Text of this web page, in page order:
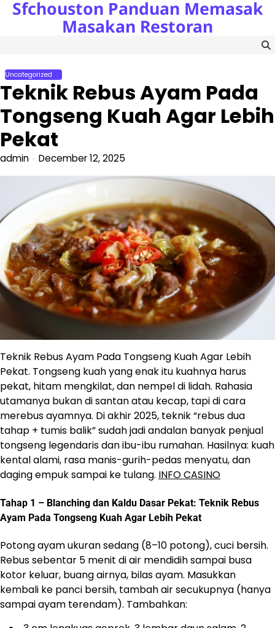
SkipSfchouston Panduan Memasak
Masakan Restoran
Uncategorized
Teknik Rebus Ayam Pada
Tongseng Kuah Agar Lebih
Pekat
admin December 12, 2025
Teknik Rebus Ayam Pada Tongseng Kuah Agar Lebih
Pekat. Tongseng kuah yang enak itu kuahnya harus
pekat, hitam mengkilat, dan nempel di lidah. Rahasia
utamanya bukan di santan atau kecap, tapi di cara
merebus ayamnya. Di akhir 2025, teknik “rebus dua
tahap + tumis balik” sudah jadi andalan banyak penjual
tongseng legendaris dan ibu-ibu rumahan. Hasilnya: kuah
kental alami, rasa manis-gurih-pedas menyatu, dan
daging empuk sampai ke tulang. INFO CASINO
Tahap 1 – Blanching dan Kaldu Dasar Pekat: Teknik Rebus
Ayam Pada Tongseng Kuah Agar Lebih Pekat
Potong ayam ukuran sedang (8–10 potong), cuci bersih.
Rebus sebentar 5 menit di air mendidih sampai busa
kotor keluar, buang airnya, bilas ayam. Masukkan
kembali ke panci bersih, tambah air secukupnya (hanya
sampai ayam terendam). Tambahkan: